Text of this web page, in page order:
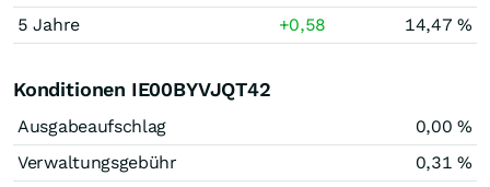
5 Jahre
+0,58 14,47 %
Konditionen IE00BYVJQT42
Ausgabeaufschlag
0,00 %
Verwaltungsgebühr
0,31 %